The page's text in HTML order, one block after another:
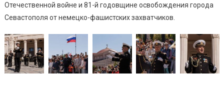
Отечественной войне и 81-й годовщине освобождения города
Севастополя от немецко-фашистских захватчиков.